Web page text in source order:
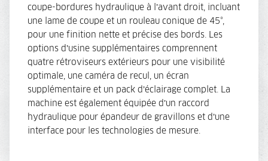
coupe-bordures hydraulique à l’avant droit, incluant
une lame de coupe et un rouleau conique de 45°,
pour une finition nette et précise des bords. Les
options d’usine supplémentaires comprennent
quatre rétroviseurs extérieurs pour une visibilité
optimale, une caméra de recul, un écran
supplémentaire et un pack d’éclairage complet. La
machine est également équipée d’un raccord
hydraulique pour épandeur de gravillons et d’une
interface pour les technologies de mesure.